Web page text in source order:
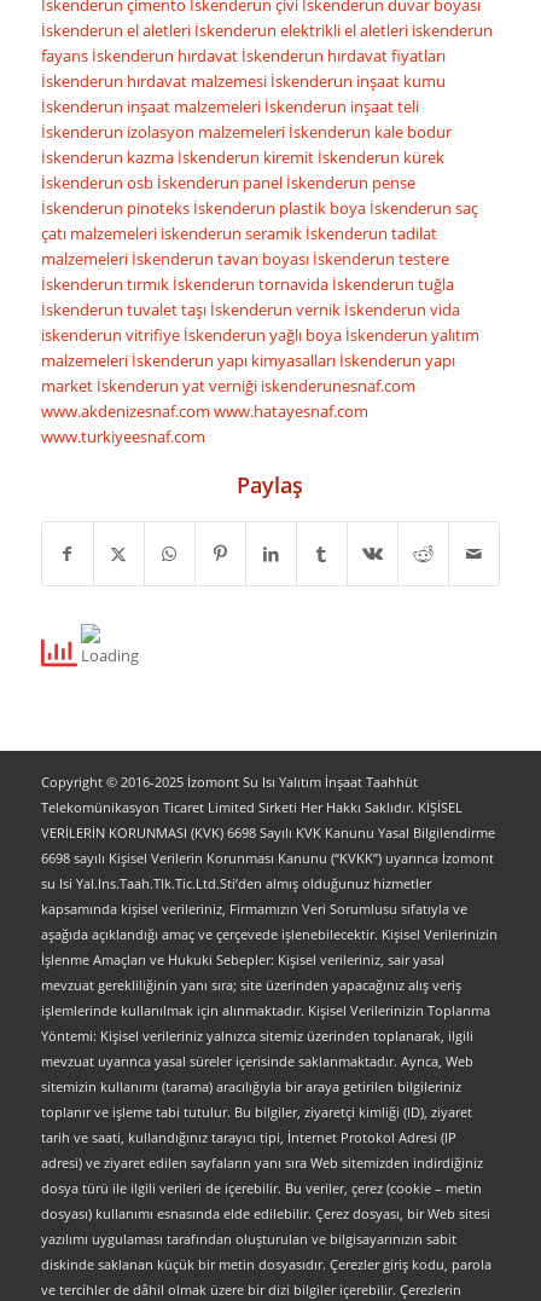
İskenderun çimento İskenderun çivi İskenderun duvar boyası
İskenderun el aletleri İskenderun elektrikli el aletleri iskenderun
fayans İskenderun hırdavat İskenderun hırdavat fiyatları
İskenderun hırdavat malzemesi İskenderun inşaat kumu
İskenderun inşaat malzemeleri İskenderun inşaat teli
İskenderun izolasyon malzemeleri İskenderun kale bodur
İskenderun kazma İskenderun kiremit İskenderun kürek
İskenderun osb İskenderun panel İskenderun pense
İskenderun pinoteks İskenderun plastik boya İskenderun saç
çatı malzemeleri iskenderun seramik İskenderun tadilat
malzemeleri İskenderun tavan boyası İskenderun testere
İskenderun tırmık İskenderun tornavida İskenderun tuğla
İskenderun tuvalet taşı İskenderun vernik İskenderun vida
iskenderun vitrifiye İskenderun yağlı boya İskenderun yalıtım
malzemeleri İskenderun yapı kimyasalları İskenderun yapı
market İskenderun yat verniği iskenderunesnaf.com
www.akdenizesnaf.com www.hatayesnaf.com
www.turkiyeesnaf.com
Paylaş
Copyright © 2016-2025 İzomont Su Isı Yalıtım İnşaat Taahhüt
Telekomünikasyon Ticaret Limited Sirketi Her Hakkı Saklıdır. KİŞİSEL
VERİLERİN KORUNMASI (KVK) 6698 Sayılı KVK Kanunu Yasal Bilgilendirme
6698 sayılı Kişisel Verilerin Korunması Kanunu (“KVKK”) uyarınca İzomont
su Isi Yal.Ins.Taah.Tlk.Tic.Ltd.Sti’den almış olduğunuz hizmetler
kapsamında kişisel verileriniz, Firmamızın Veri Sorumlusu sıfatıyla ve
aşağıda açıklandığı amaç ve çerçevede işlenebilecektir. Kişisel Verilerinizin
İşlenme Amaçları ve Hukuki Sebepler: Kişisel verileriniz, sair yasal
mevzuat gerekliliğinin yanı sıra; site üzerinden yapacağınız alış veriş
işlemlerinde kullanılmak için alınmaktadır. Kişisel Verilerinizin Toplanma
Yöntemi: Kişisel verileriniz yalnızca sitemiz üzerinden toplanarak, ilgili
mevzuat uyarınca yasal süreler içerisinde saklanmaktadır. Ayrıca, Web
sitemizin kullanımı (tarama) aracılığıyla bir araya getirilen bilgileriniz
toplanır ve işleme tabi tutulur. Bu bilgiler, ziyaretçi kimliği (ID), ziyaret
tarih ve saati, kullandığınız tarayıcı tipi, İnternet Protokol Adresi (IP
adresi) ve ziyaret edilen sayfaların yanı sıra Web sitemizden indirdiğiniz
dosya türü ile ilgili verileri de içerebilir. Bu veriler, çerez (cookie – metin
dosyası) kullanımı esnasında elde edilebilir. Çerez dosyası, bir Web sitesi
yazılımı uygulaması tarafından oluşturulan ve bilgisayarınızın sabit
diskinde saklanan küçük bir metin dosyasıdır. Çerezler giriş kodu, parola
ve tercihler de dâhil olmak üzere bir dizi bilgiler içerebilir. Çerezlerin